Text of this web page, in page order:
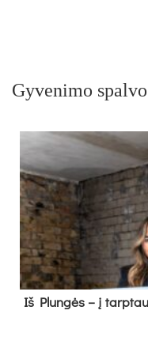
Gyvenimo
Iš Plungės – į